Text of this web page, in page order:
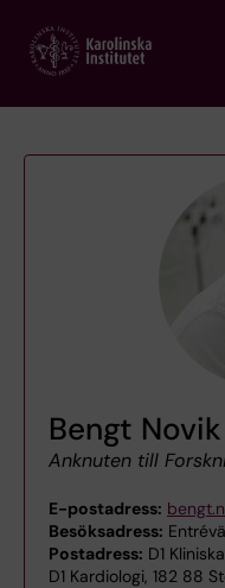
main
Bengt Novik
Anknuten till
E-postadress:
Besöksadress:
Postadress: D1
D1 Kardiologi, 182 88